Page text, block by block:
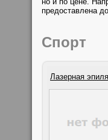
предоставлена
Спорт
Лазерная